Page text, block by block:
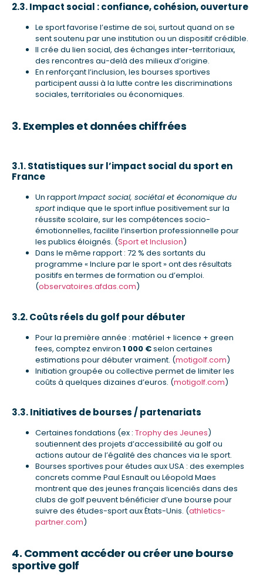
2.3. Impact social : confiance, cohésion, ouverture
Le sport favorise l’estime de soi, surtout quand on se
sent soutenu par une institution ou un dispositif crédible.
Il crée du lien social, des échanges inter-territoriaux,
des rencontres au-delà des milieux d’origine.
En renforçant l’inclusion, les bourses sportives
participent aussi à la lutte contre les discriminations
sociales, territoriales ou économiques.
3. Exemples et données chiffrées
3.1. Statistiques sur l’impact social du sport en
France
Un rapportImpact social, sociétal et économique du
sportindique que le sport influe positivement sur la
réussite scolaire, sur les compétences socio-
émotionnelles, facilite l’insertion professionnelle pour
les publics éloignés. (Sport et Inclusion)
Dans le même rapport : 72 % des sortants du
programme « Inclure par le sport » ont des résultats
positifs en termes de formation ou d’emploi.
(observatoires.afdas.com)
3.2. Coûts réels du golf pour débuter
Pour la première année : matériel + licence + green
fees, comptez environ 1 000 €selon certaines
estimations pour débuter vraiment. (motigolf.com)
Initiation groupée ou collective permet de limiter les
coûts à quelques dizaines d’euros. (motigolf.com)
3.3. Initiatives de bourses / partenariats
Certaines fondations (ex : Trophy des Jeunes)
soutiennent des projets d’accessibilité au golf ou
actions autour de l’égalité des chances via le sport.
Bourses sportives pour études aux USA : des exemples
concrets comme Paul Esnault ou Léopold Maes
montrent que des jeunes français licenciés dans des
clubs de golf peuvent bénéficier d’une bourse pour
suivre des études-sport aux États-Unis. (athletics-
partner.com)
4. Comment accéder ou créer une bourse
sportive golf